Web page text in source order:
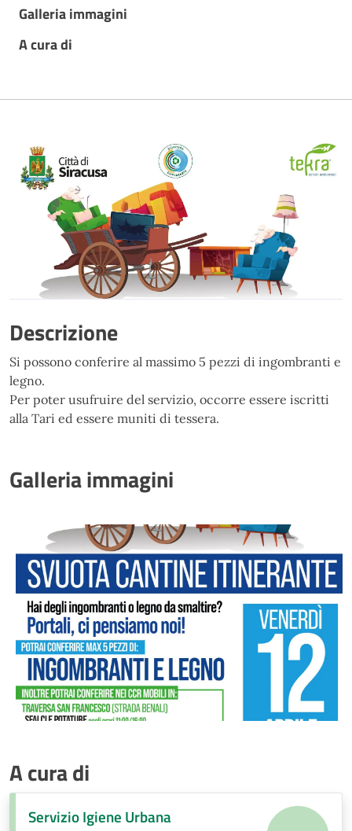
Galleria immagini
A cura di
Descrizione
Si possono conferire al massimo 5 pezzi di ingombranti e
legno.
Per poter usufruire del servizio, occorre essere iscritti
alla Tari ed essere muniti di tessera.
Galleria immagini
A cura di
Servizio Igiene Urbana